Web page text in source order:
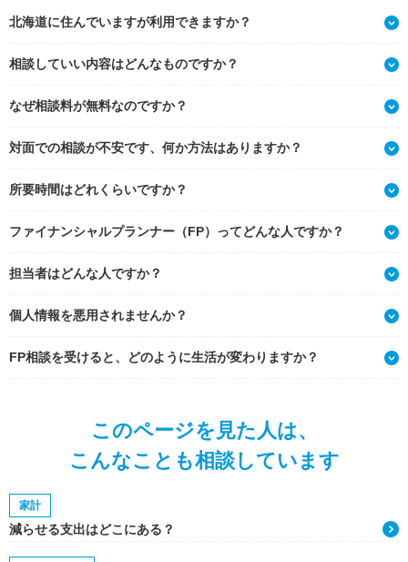
北海道に住んでいますが利用できますか？
相談していい内容はどんなものですか？
なぜ相談料が無料なのですか？
対面での相談が不安です、何か方法はありますか？
所要時間はどれくらいですか？
ファイナンシャルプランナー（FP）ってどんな人ですか？
担当者はどんな人ですか？
個人情報を悪用されませんか？
FP相談を受けると、どのように生活が変わりますか？
このページを見た人は、
こんなことも相談しています
家計
減らせる支出はどこにある？